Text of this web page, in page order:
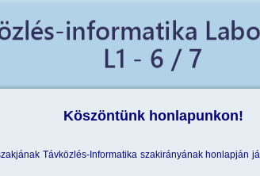
Köszöntünk honlapunkon!
Távközlés-Informatika szakirányának honlapján